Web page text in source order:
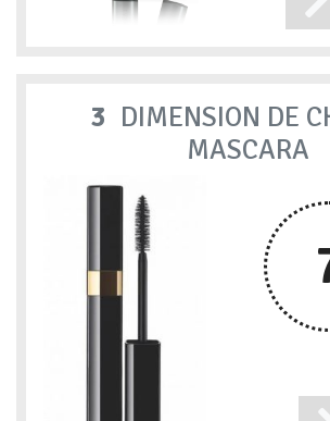
3 DIMENSION DE
MASCARA